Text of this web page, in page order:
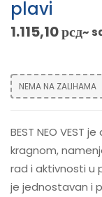
plavi
1.115,10рсд~
NEMA NA ZALIHAMA
BEST NEO VEST
kragnom,
rad i aktivnosti u
je jednostavan i